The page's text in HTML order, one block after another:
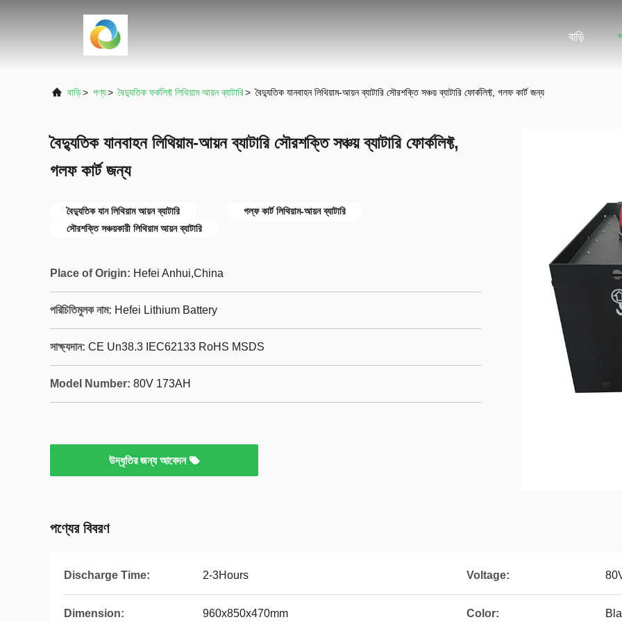
বাড়ি
বাড়ি> পণ্য> বৈদ্যুতিক ফর্কলিফ্ট লিথিয়াম আয়ন ব্যাটারি> বৈদ্যুতিক যানবাহন লিথিয়াম-আয়ন ব্যাটারি সৌরশক্তি সঞ্চয় ব্যাটারি ফোর্কলিফ্ট, গলফ কার্ট জন্য
বৈদ্যুতিক যানবাহন লিথিয়াম-আয়ন ব্যাটারি সৌরশক্তি সঞ্চয় ব্যাটারি ফোর্কলিফ্ট,
গলফ কার্ট জন্য
বৈদ্যুতিক যান লিথিয়াম আয়ন ব্যাটারি
গল্ফ কার্ট লিথিয়াম-আয়ন ব্যাটারি
সৌরশক্তি সঞ্চয়কারী লিথিয়াম আয়ন ব্যাটারি
Place of Origin: Hefei Anhui,China
পরিচিতিমুলক নাম: Hefei Lithium Battery
সাক্ষ্যদান: CE Un38.3 IEC62133 RoHS MSDS
Model Number: 80V 173AH
উদ্ধৃতির জন্য আবেদন
পণ্যের বিবরণ
Discharge Time: 2-3Hours Voltage:
Dimension: 960x850x470mm Color: